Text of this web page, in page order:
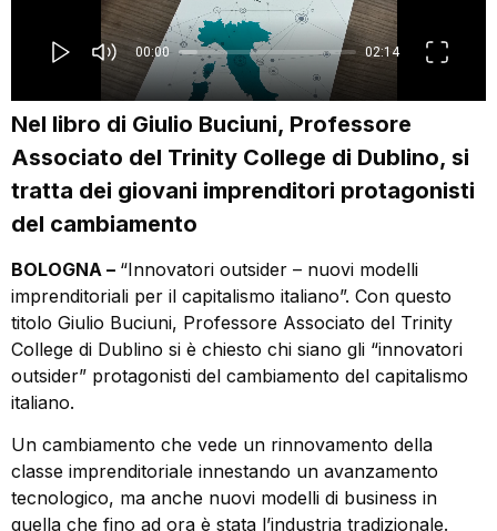
Nel libro di Giulio Buciuni, Professore
Associato del Trinity College di Dublino, si
tratta dei giovani imprenditori protagonisti
del cambiamento
BOLOGNA – “Innovatori outsider – nuovi modelli
imprenditoriali per il capitalismo italiano”. Con questo
titolo Giulio Buciuni, Professore Associato del Trinity
College di Dublino si è chiesto chi siano gli “innovatori
outsider” protagonisti del cambiamento del capitalismo
italiano.
Un cambiamento che vede un rinnovamento della
classe imprenditoriale innestando un avanzamento
tecnologico, ma anche nuovi modelli di business in
quella che fino ad ora è stata l’industria tradizionale.